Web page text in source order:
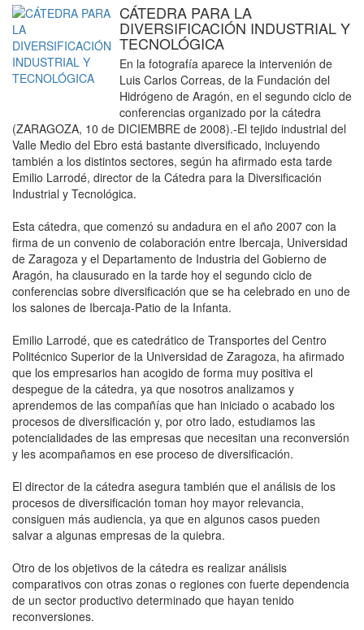
CÁTEDRA PARA LA
DIVERSIFICACIÓN INDUSTRIAL Y
TECNOLÓGICA
En la fotografía aparece la intervenión de
Luis Carlos Correas, de la Fundación del
Hidrógeno de Aragón, en el segundo ciclo de
conferencias organizado por la cátedra
(ZARAGOZA, 10 de DICIEMBRE de 2008).-El tejido industrial del
Valle Medio del Ebro está bastante diversificado, incluyendo
también a los distintos sectores, según ha afirmado esta tarde
Emilio Larrodé, director de la Cátedra para la Diversificación
Industrial y Tecnológica.
Esta cátedra, que comenzó su andadura en el año 2007 con la
firma de un convenio de colaboración entre Ibercaja, Universidad
de Zaragoza y el Departamento de Industria del Gobierno de
Aragón, ha clausurado en la tarde hoy el segundo ciclo de
conferencias sobre diversificación que se ha celebrado en uno de
los salones de Ibercaja-Patio de la Infanta.
Emilio Larrodé, que es catedrático de Transportes del Centro
Politécnico Superior de la Universidad de Zaragoza, ha afirmado
que los empresarios han acogido de forma muy positiva el
despegue de la cátedra, ya que nosotros analizamos y
aprendemos de las compañías que han iniciado o acabado los
procesos de diversificación y, por otro lado, estudiamos las
potencialidades de las empresas que necesitan una reconversión
y les acompañamos en ese proceso de diversificación.
El director de la cátedra asegura también que el análisis de los
procesos de diversificación toman hoy mayor relevancia,
consiguen más audiencia, ya que en algunos casos pueden
salvar a algunas empresas de la quiebra.
Otro de los objetivos de la cátedra es realizar análisis
comparativos con otras zonas o regiones con fuerte dependencia
de un sector productivo determinado que hayan tenido
reconversiones.